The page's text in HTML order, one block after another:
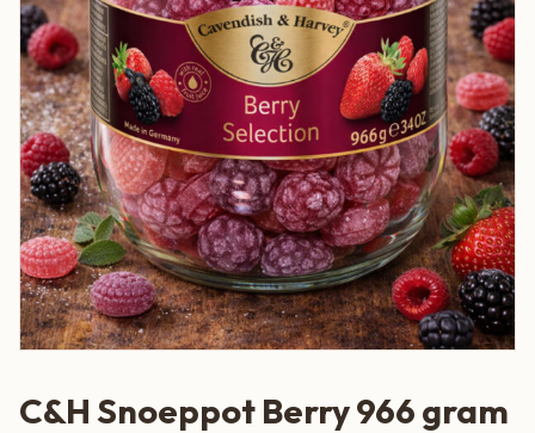
C&H Snoeppot Berry 966 gram